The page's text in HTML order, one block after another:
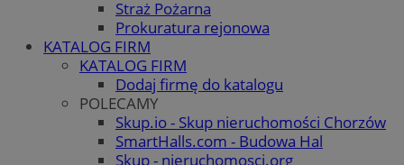
Straż Pożarna
Prokuratura rejonowa
KATALOG FIRM
KATALOG FIRM
Dodaj firmę do katalogu
POLECAMY
Skup.io - Skup nieruchomości Chorzów
SmartHalls.com - Budowa Hal
Skup - nieruchomosci.org